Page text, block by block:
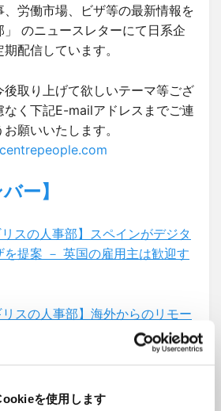
を使用します
労働市場、ビザ等の最新情報を
」 のニュースレターにて日系企
配信しています。
後取り上げて欲しいテーマ等ござ
なく下記E-mailアドレスまでご連
願いいたします。
ー】
スの人事部】スペインがデジタ
を提案 － 英国の雇用主は歓迎す
スの人事部】海外からのリモー
アンケートの結果